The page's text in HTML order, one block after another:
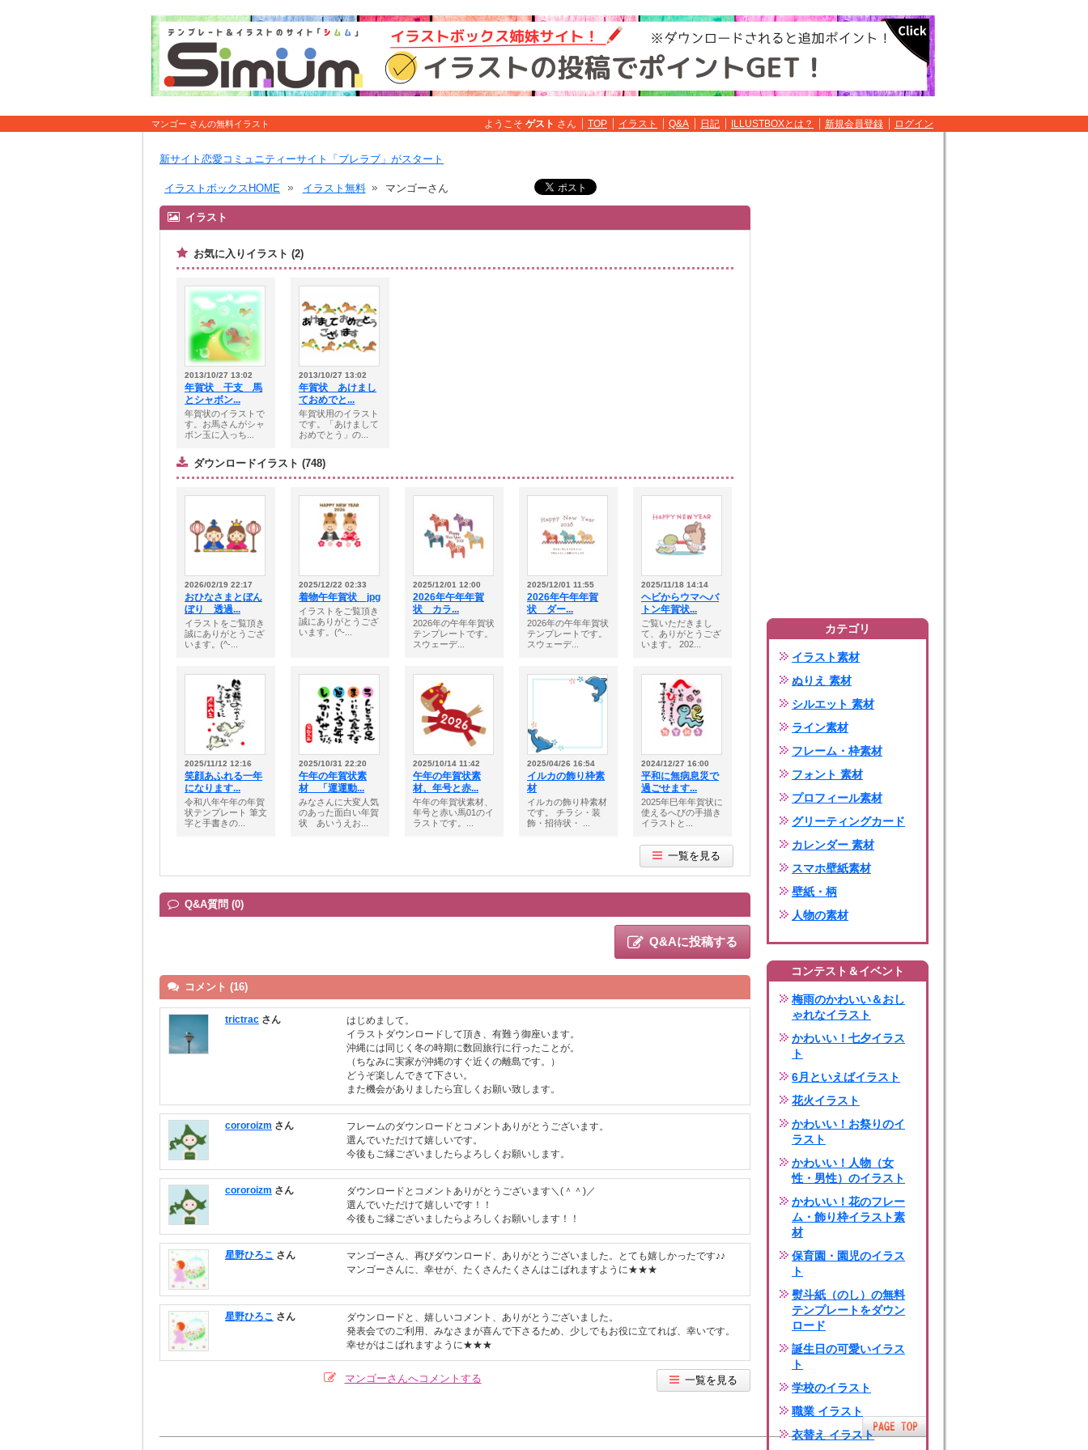
マンゴー さんの無料イラスト ようこそ ゲスト さん TOP イラスト Q&A 日記 ILLUSTBOXとは？ 新規会員登録 ログイン
新サイト恋愛コミュニティーサイト「ブレラブ」がスタート
イラストボックスHOME イラスト無料 マンゴーさん
イラスト
お気に入りイラスト (2)
2013/10/27 13:02
年賀状 干支 馬
とシャボン...
年賀状のイラストで
す。お馬さんがシャ
ボン玉に入っち...
2013/10/27 13:02
年賀状 あけまし
ておめでと...
年賀状用のイラスト
です。「あけまして
おめでとう」の...
ダウンロードイラスト (748)
2026/02/19 22:17
おひなさまとぼん
ぼり 透過...
イラストをご覧頂き
誠にありがとうござ
います。(^-...
2025/12/22 02:33
着物午年賀状 jpg
イラストをご覧頂き
誠にありがとうござ
います。(^-...
2025/12/01 12:00
2026年午年年賀
状 カラ...
2026年の午年年賀状
テンプレートです。
スウェーデ...
2025/12/01 11:55
2026年午年年賀
状 ダー...
2026年の午年年賀状
テンプレートです。
スウェーデ...
2025/11/18 14:14
ヘビからウマへバ
トン年賀状...
ご覧いただきまし
て、ありがとうござ
います。 202...
2025/11/12 12:16
笑顔あふれる一年
になります...
令和八年午年の年賀
状テンプレート 筆文
字と手書きの...
2025/10/31 22:20
午年の年賀状素
材 「運運動...
みなさんに大変人気
のあった面白い年賀
状 あいうえお...
2025/10/14 11:42
午年の年賀状素
材、年号と赤...
午年の年賀状素材、
年号と赤い馬01のイ
ラストです。...
2025/04/26 16:54
イルカの飾り枠素
材
イルカの飾り枠素材
です。 チラシ・装
飾・招待状・ ...
2024/12/27 16:00
平和に無病息災で
過ごせます...
2025年巳年年賀状に
使えるへびの手描き
イラストと...
一覧を見る
Q&A質問 (0)
Q&Aに投稿する
コメント (16)
trictrac さん
はじめまして。
イラストダウンロードして頂き、有難う御座います。
沖縄には同じく冬の時期に数回旅行に行ったことが。
（ちなみに実家が沖縄のすぐ近くの離島です。）
どうぞ楽しんできて下さい。
また機会がありましたら宜しくお願い致します。
cororoizm さん
フレームのダウンロードとコメントありがとうございます。
選んでいただけて嬉しいです。
今後もご縁ございましたらよろしくお願いします。
cororoizm さん
ダウンロードとコメントありがとうございます＼(＾＾)／
選んでいただけて嬉しいです！！
今後もご縁ございましたらよろしくお願いします！！
星野ひろこ さん
マンゴーさん、再びダウンロード、ありがとうございました。とても嬉しかったです♪♪
マンゴーさんに、幸せが、たくさんたくさんはこばれますように★★★
星野ひろこ さん
ダウンロードと、嬉しいコメント、ありがとうございました。
発表会でのご利用、みなさまが喜んで下さるため、少しでもお役に立てれば、幸いです。
幸せがはこばれますように★★★
マンゴーさんへコメントする 一覧を見る
カテゴリ
イラスト素材
ぬりえ 素材
シルエット 素材
ライン素材
フレーム・枠素材
フォント 素材
プロフィール素材
グリーティングカード
カレンダー 素材
スマホ壁紙素材
壁紙・柄
人物の素材
コンテスト＆イベント
梅雨のかわいい＆おし
ゃれなイラスト
かわいい！七夕イラス
ト
6月といえばイラスト
花火イラスト
かわいい！お祭りのイ
ラスト
かわいい！人物（女
性・男性）のイラスト
かわいい！花のフレー
ム・飾り枠イラスト素
材
保育園・園児のイラス
ト
熨斗紙（のし）の無料
テンプレートをダウン
ロード
誕生日の可愛いイラス
ト
学校のイラスト
職業 イラスト
衣替え イラスト